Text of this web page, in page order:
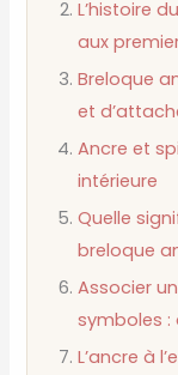
L’histoire
aux
Breloque
et
Ancre et
intérieure
Quelle
breloque
Associer
symboles :
L’ancre à